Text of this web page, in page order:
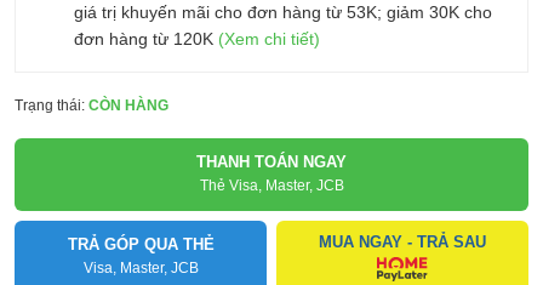
giá trị khuyến mãi cho đơn hàng từ 53K; giảm 30K cho
đơn hàng từ 120K (Xem chi tiết)
Trạng thái: CÒN HÀNG
THANH TOÁN NGAY
Thẻ Visa, Master, JCB
TRẢ GÓP QUA THẺ
Visa, Master, JCB
MUA NGAY - TRẢ SAU